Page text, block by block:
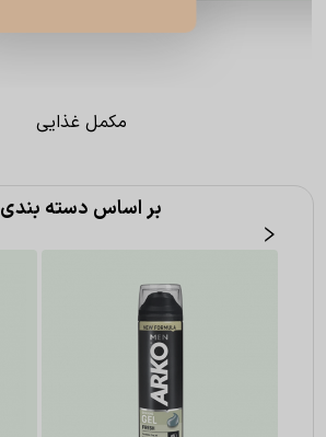
مکمل غذایی
بر اساس دسته بندی